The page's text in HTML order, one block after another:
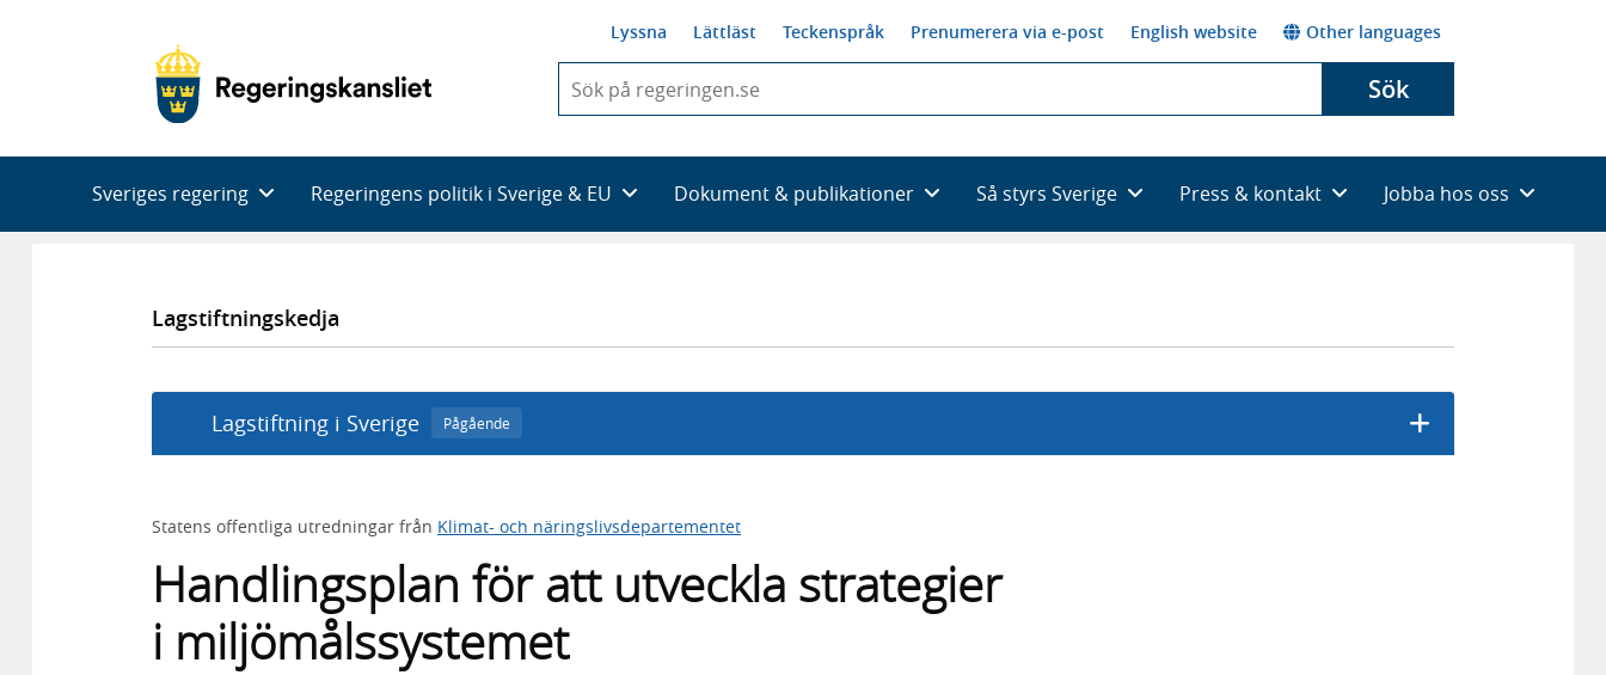
Lyssna Lättläst Teckenspråk Prenumerera via e-post English website Other languages
du
skriva
framträder
en
Sök
Sveriges regering Regeringens politik i Sverige & EU Dokument & publikationer Så styrs Sverige Press & kontakt Jobba hos oss
Lagstiftningskedja
Lagstiftning i Sverige Pågående
Statens offentliga utredningar från Klimat- och näringslivsdepartementet
Handlingsplan för att utveckla strategier
i miljömålssystemet